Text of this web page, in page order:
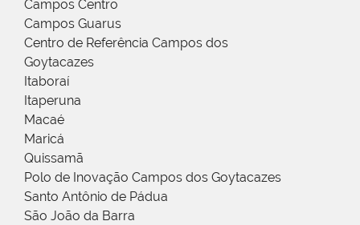
Campos Centro
Campos Guarus
Centro de Referência Campos dos
Goytacazes
Itaboraí
Itaperuna
Macaé
Maricá
Quissamã
Polo de Inovação Campos dos Goytacazes
Santo Antônio de Pádua
São João da Barra